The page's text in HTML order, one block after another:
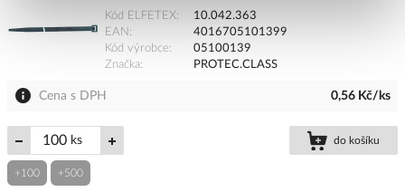
Kód ELFETEX
10.042.363
EAN
4016705101399
Kód výrobce
05100139
Značka
PROTEC.CLASS
Cena s DPH 0,56 Kč/ks
ks do košíku
+100 +500